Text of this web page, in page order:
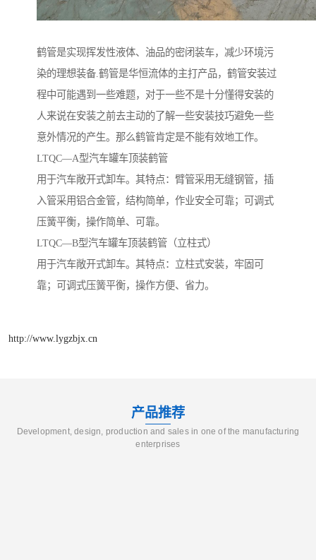
鹤管是实现挥发性液体、油品的密闭装车，减少环境污
染的理想装备.鹤管是华恒流体的主打产品，鹤管安装过
程中可能遇到一些难题，对于一些不是十分懂得安装的
人来说在安装之前去主动的了解一些安装技巧避免一些
意外情况的产生。那么鹤管肯定是不能有效地工作。
LTQC—A型汽车罐车顶装鹤管
用于汽车敞开式卸车。其特点：臂管采用无缝钢管，插
入管采用铝合金管，结构简单，作业安全可靠；可调式
压簧平衡，操作简单、可靠。
LTQC—B型汽车罐车顶装鹤管（立柱式）
用于汽车敞开式卸车。其特点：立柱式安装，牢固可
靠；可调式压簧平衡，操作方便、省力。
http://www.lygzbjx.cn
产品推荐
Development, design, production and sales in one of the manufacturing
enterprises